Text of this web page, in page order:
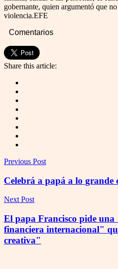
gobernante, quien argumentó que
violencia.EFE
Comentarios
Share this article:
Previous Post
Celebrá a papá a lo grande
Next Post
El papa Francisco pide
financiera internacional"
creativa"